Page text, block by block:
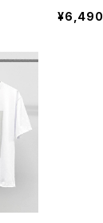
¥6,490